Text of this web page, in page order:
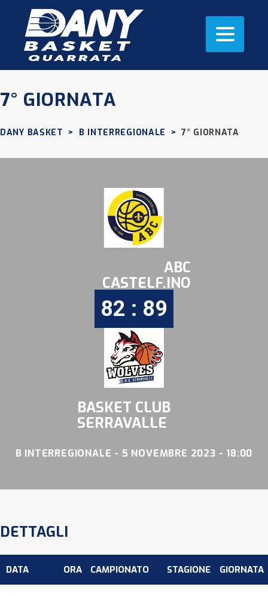
7° GIORNATA
DANY BASKET > B INTERREGIONALE > 7° GIORNATA
ABC
CASTELF.INO
82 : 89
BASKET CLUB
SERRAVALLE
B INTERREGIONALE - 5 NOVEMBRE 2023 - 18:00
DETTAGLI
DATA ORA CAMPIONATO STAGIONE GIORNATA